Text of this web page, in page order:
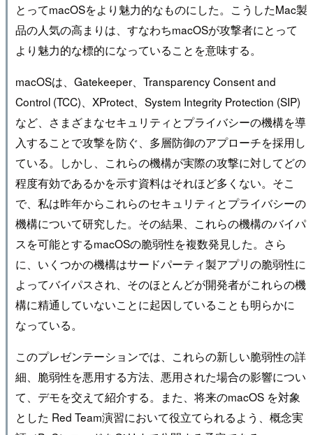
とってmacOSをより魅力的なものにした。こうしたMac製
品の人気の高まりは、すなわちmacOSが攻撃者にとって
より魅力的な標的になっていることを意味する。
macOSは、Gatekeeper、Transparency Consent and
Control (TCC)、XProtect、System Integrity Protection (SIP)
など、さまざまなセキュリティとプライバシーの機構を導
入することで攻撃を防ぐ、多層防御のアプローチを採用し
ている。しかし、これらの機構が実際の攻撃に対してどの
程度有効であるかを示す資料はそれほど多くない。そこ
で、私は昨年からこれらのセキュリティとプライバシーの
機構について研究した。その結果、これらの機構のバイパ
スを可能とするmacOSの脆弱性を複数発見した。さら
に、いくつかの機構はサードパーティ製アプリの脆弱性に
よってバイパスされ、そのほとんどが開発者がこれらの機
構に精通していないことに起因していることも明らかに
なっている。
このプレゼンテーションでは、これらの新しい脆弱性の詳
細、脆弱性を悪用する方法、悪用された場合の影響につい
て、デモを交えて紹介する。また、将来のmacOS を対象
とした Red Team演習において役立てられるよう、概念実